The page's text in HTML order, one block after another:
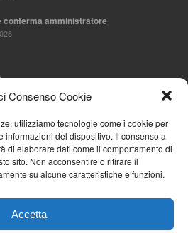
Consenso Cookie
utilizziamo tecnologie come i cookie per
informazioni del dispositivo. Il consenso a
di elaborare dati come il comportamento di
sito. Non acconsentire o ritirare il
su alcune caratteristiche e funzioni.
Accetta
conferma amministratore